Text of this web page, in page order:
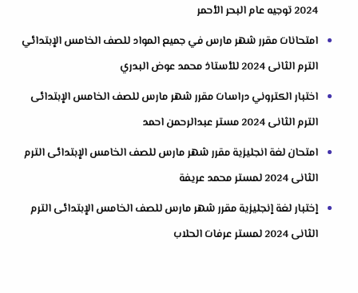
2024 توجيه عام البحر الأحمر
امتحانات مقرر شهر مارس في جميع المواد للصف الخامس الإبتدائي
الترم الثانى 2024 للأستاذ محمد عوض البدري
اختبار الكتروني دراسات مقرر شهر مارس للصف الخامس الإبتدائى
الترم الثانى 2024 مستر عبدالرحمن احمد
امتحان لغة انجليزية مقرر شهر مارس للصف الخامس الإبتدائى الترم
الثانى 2024 لمستر محمد عريفة
إختبار لغة إنجليزية مقرر شهر مارس للصف الخامس الإبتدائى الترم
الثانى 2024 لمستر عرفات الحلاب